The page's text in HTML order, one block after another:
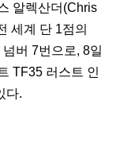
알렉산더(Chris
세계 단 1점의
버 7번으로, 8일
TF35 러스트 인
다.